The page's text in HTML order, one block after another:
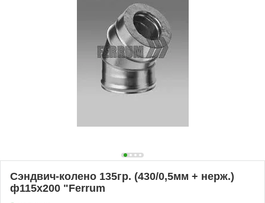
Сэндвич-колено 135гр. (430/0,5мм + нерж.)
ф115х200 "Ferrum